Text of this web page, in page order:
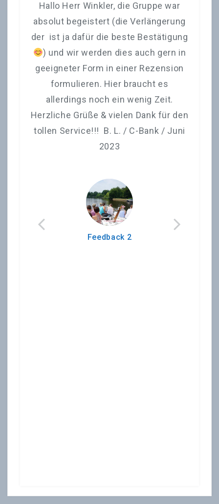
Hallo Herr Winkler, die Gruppe war
absolut begeistert (die Verlängerung
der ist ja dafür die beste Bestätigung
) und wir werden dies auch gern in
geeigneter Form in einer Rezension
formulieren. Hier braucht es
allerdings noch ein wenig Zeit.
Herzliche Grüße & vielen Dank für den
tollen Service!!! B. L. / C-Bank / Juni
2023
Feedback 2